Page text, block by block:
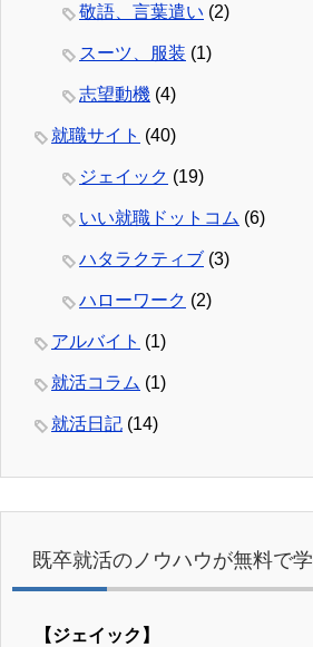
敬語、言葉遣い (2)
スーツ、服装 (1)
志望動機 (4)
就職サイト (40)
ジェイック (19)
いい就職ドットコム (6)
ハタラクティブ (3)
ハローワーク (2)
アルバイト (1)
就活コラム (1)
就活日記 (14)
既卒就活のノウハウが無料で
【ジェイック】